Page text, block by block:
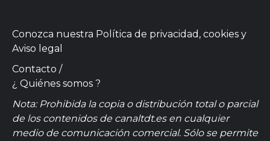
Conozca nuestra Política de privacidad, cookies y
Aviso legal
Contacto /
¿ Quiénes somos ?
Nota: Prohibida la copia o distribución total o parcial
de los contenidos de canaltdt.es en cualquier
medio de comunicación comercial. Sólo se permite